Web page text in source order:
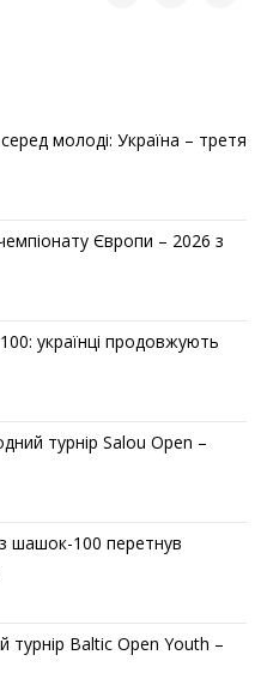
молоді: Україна – третя
Європи – 2026 з
українці продовжують
турнір Salou Open –
шашок-100 перетнув
Baltic Open Youth –